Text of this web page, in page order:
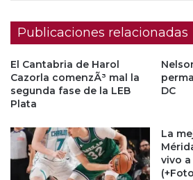
Publicaciones relacionadas
El Cantabria de Harol
Cazorla comenzÃ³ mal la
segunda fase de la LEB
Plata
DC
La
vivo